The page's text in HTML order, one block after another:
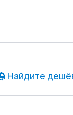
Найдите